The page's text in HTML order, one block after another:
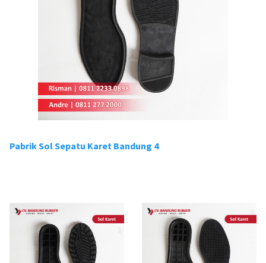
Pabrik Sol Sepatu Karet Bandung 4